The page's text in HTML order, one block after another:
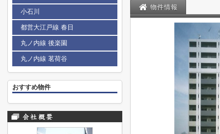
物件情報
小石川
都営大江戸線 春日
丸ノ内線 後楽園
丸ノ内線 茗荷谷
おすすめ物件